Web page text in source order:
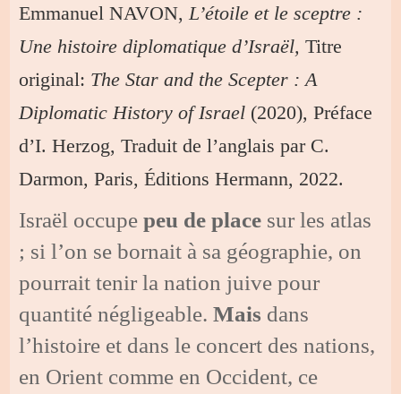
Emmanuel NAVON, L’étoile et le sceptre :
Une histoire diplomatique d’Israël,Titre
original: The Star and the Scepter : A
Diplomatic History of Israel (2020), Préface
d’I. Herzog, Traduit de l’anglais par C.
Darmon, Paris, Éditions Hermann, 2022.
Israël occupepeu de place sur les atlas
; si l’on se bornait à sa géographie, on
pourrait tenir la nation juive pour
quantité négligeable.Mais dans
l’histoire et dans le concert des nations,
en Orient comme en Occident, ce